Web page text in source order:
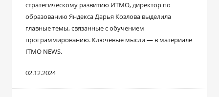
стратегическому развитию ИТМО, директор по
образованию Яндекса Дарья Козлова выделила
главные темы, связанные с обучением
программированию. Ключевые мысли — в материале
ITMO NEWS.
02.12.2024